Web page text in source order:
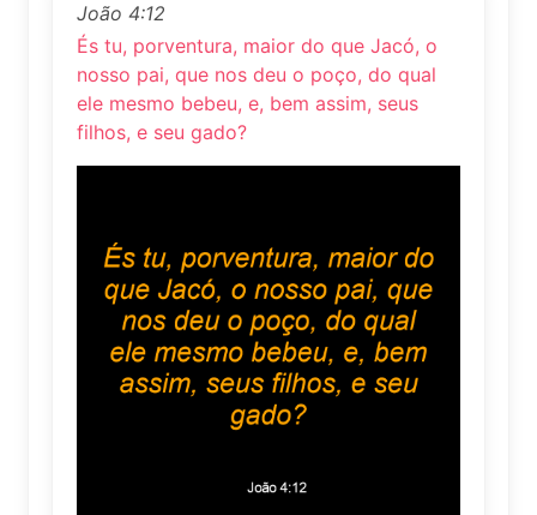
João 4:12
És tu, porventura, maior do que Jacó, o
nosso pai, que nos deu o poço, do qual
ele mesmo bebeu, e, bem assim, seus
filhos, e seu gado?